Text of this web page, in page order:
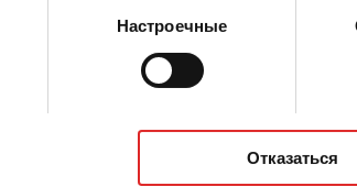
Настроечные
Отказаться